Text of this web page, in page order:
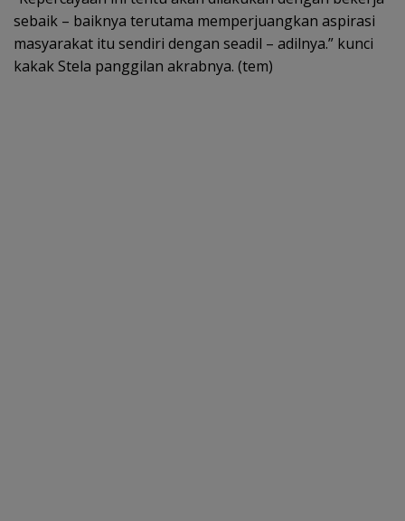
sebaik – baiknya terutama memperjuangkan aspirasi
masyarakat itu sendiri dengan seadil – adilnya.” kunci
kakak Stela panggilan akrabnya. (tem)